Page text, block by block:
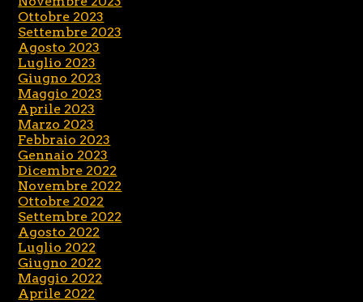
Ottobre 2023
Settembre 2023
Agosto 2023
Luglio 2023
Giugno 2023
Maggio 2023
Aprile 2023
Marzo 2023
Febbraio 2023
Gennaio 2023
Dicembre 2022
Novembre 2022
Ottobre 2022
Settembre 2022
Agosto 2022
Luglio 2022
Giugno 2022
Maggio 2022
Aprile 2022